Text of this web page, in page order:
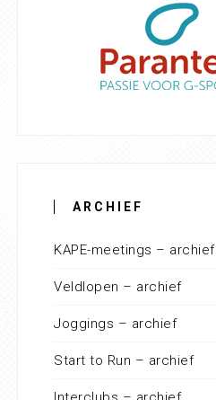
ARCHIEF
KAPE-meetings – archief
Veldlopen – archief
Joggings – archief
Start to Run – archief